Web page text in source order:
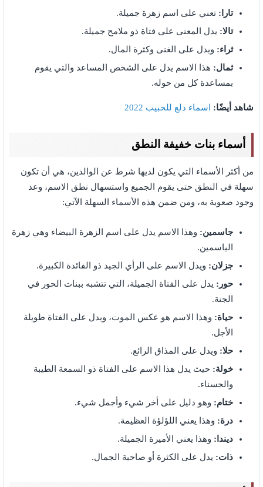
تارا: تعني على اسم زهرة جميلة.
تالا: يدل المعنى على فتاة ذو ملامح جميلة.
ثراء: ويدل على الغنى وكثرة المال.
ثمال: هذا الاسم يدل على الشخص المساعد والتي يقوم
بمساعدة كل من حوله.
شاهد أيضًا: اسماء دلع للحبيب 2022
أسماء بنات خفيفة النطق
من أكثر الأسماء التي يكون لديها شرط عن الوالدين، هي أن تكون
سهلة في النطق حتى يقوم الجميع واستسهال نطق الاسم، وعد
وجود صعوبة به، ومن ضمن هذه الأسماء السهلة الآتي:
جاسمين: وهذا الاسم يدل على اسم الزهرة البيضاء وهي زهرة
الياسمين.
جزلان: ويدل الاسم على الرأي الجيد ذو الفائدة الكبيرة.
حور: يدل على الفتاة الجميلة، التي تتشبه ببنات الحور في
الجنة.
حياة: وهذا الاسم هو عكس الموت، ويدل على الفتاة طويلة
الأجل.
حلا: ويدل على المذاق الرائع.
خولة: حيث يدل هذا الاسم على الفتاة ذو السمعة الطيبة
والحسناء.
ختام: وهو دليل على أخر شيء وأجمل شيء.
درة: وهذا يعني اللؤلؤة العظيمة.
ديندا: وهذا يعني الأميرة الجميلة.
ذات: يدل على الكثرة أو صاحبة الجمال.